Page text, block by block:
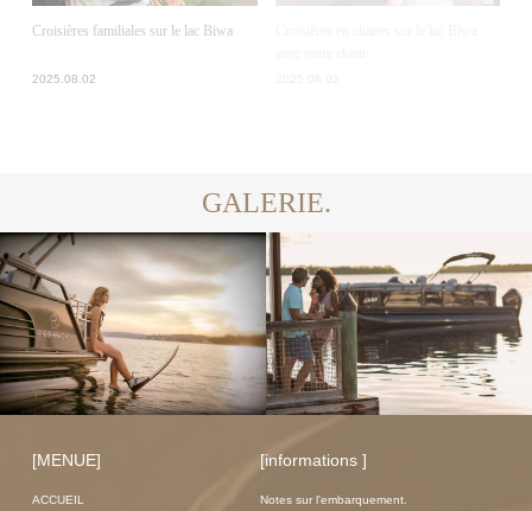
Croisières familiales sur le lac Biwa
2025.08.02
GALERIE.
[MENUE]
ACCUEIL
[informations ]
Notes sur l'embarquement.